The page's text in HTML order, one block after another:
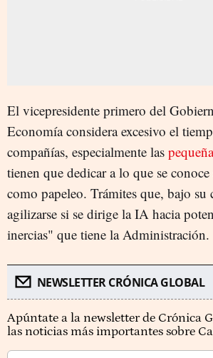
El vicepresidente primero del
Economía considera excesivo el
compañías, especialmente las
tienen que dedicar a lo que se
como papeleo. Trámites que, bajo su
agilizarse si se dirige la IA hacia
inercias" que tiene la Administración.
NEWSLETTER CRÓNICA GLOBAL
Apúntate a la newsletter de Crónica
las noticias más importantes sobre